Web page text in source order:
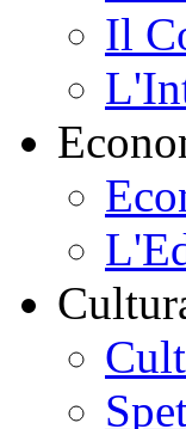
Il